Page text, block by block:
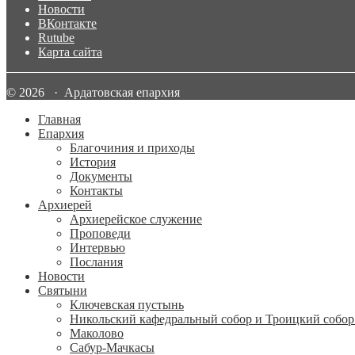
Новости
ВКонтакте
Rutube
Карта сайта
© 2026 · Ардатовская епархия
Главная
Епархия
Благочиния и приходы
История
Документы
Контакты
Архиерей
Архиерейское служение
Проповеди
Интервью
Послания
Новости
Святыни
Ключевская пустынь
Никольский кафедральный собор и Троицкий собор
Маколово
Сабур-Мачкасы